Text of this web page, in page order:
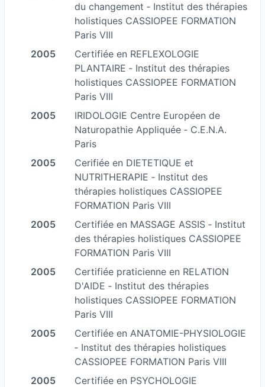
du changement ‐ Institut des thérapies
holistiques CASSIOPEE FORMATION
Paris VIII
2005
Certifiée en REFLEXOLOGIE
PLANTAIRE ‐ Institut des thérapies
holistiques CASSIOPEE FORMATION
Paris VIII
2005
IRIDOLOGIE Centre Européen de
Naturopathie Appliquée ‐ C.E.N.A.
Paris
2005
Cerifiée en DIETETIQUE et
NUTRITHERAPIE ‐ Institut des
thérapies holistiques CASSIOPEE
FORMATION Paris VIII
2005
Certifiée en MASSAGE ASSIS ‐ Institut
des thérapies holistiques CASSIOPEE
FORMATION Paris VIII
2005
Certifiée praticienne en RELATION
D'AIDE ‐ Institut des thérapies
holistiques CASSIOPEE FORMATION
Paris VIII
2005
Certifiée en ANATOMIE-PHYSIOLOGIE
‐ Institut des thérapies holistiques
CASSIOPEE FORMATION Paris VIII
2005
Certifiée en PSYCHOLOGIE